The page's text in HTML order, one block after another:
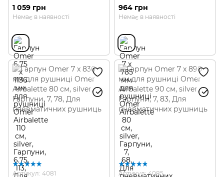
1 059 грн
Немає в наявності
964 грн
Немає в наявності
Артикул: 4081 Артикул: 4085